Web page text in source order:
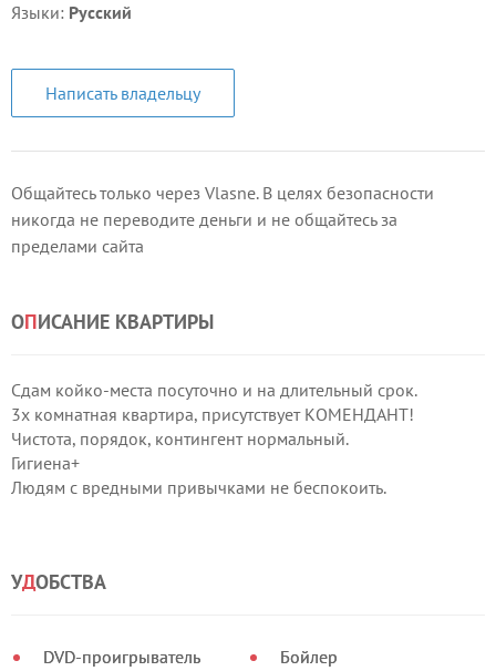
Языки: Русский
Написать владельцу
Общайтесь только через Vlasne. В целях безопасности
никогда не переводите деньги и не общайтесь за
пределами сайта
ОПИСАНИЕ КВАРТИРЫ
Сдам койко-места посуточно и на длительный срок.
3х комнатная квартира, присутствует КОМЕНДАНТ!
Чистота, порядок, контингент нормальный.
Гигиена+
Людям с вредными привычками не беспокоить.
Цены:
800 грн/месяц
УДОБСТВА
DVD-проигрыватель
Бойлер